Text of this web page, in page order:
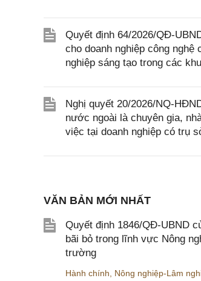
Quyết định 64/2026/QĐ-
cho doanh nghiệp công
nghiệp sáng tạo trong các
Nghị quyết 20/2026/NQ-
nước ngoài là chuyên gia,
việc tại doanh nghiệp có trụ
VĂN BẢN MỚI NHẤT
Quyết định 1846/QĐ-UBND
bãi bỏ trong lĩnh vực Nông
trường
Hành chính Nông nghiệp-Lâm